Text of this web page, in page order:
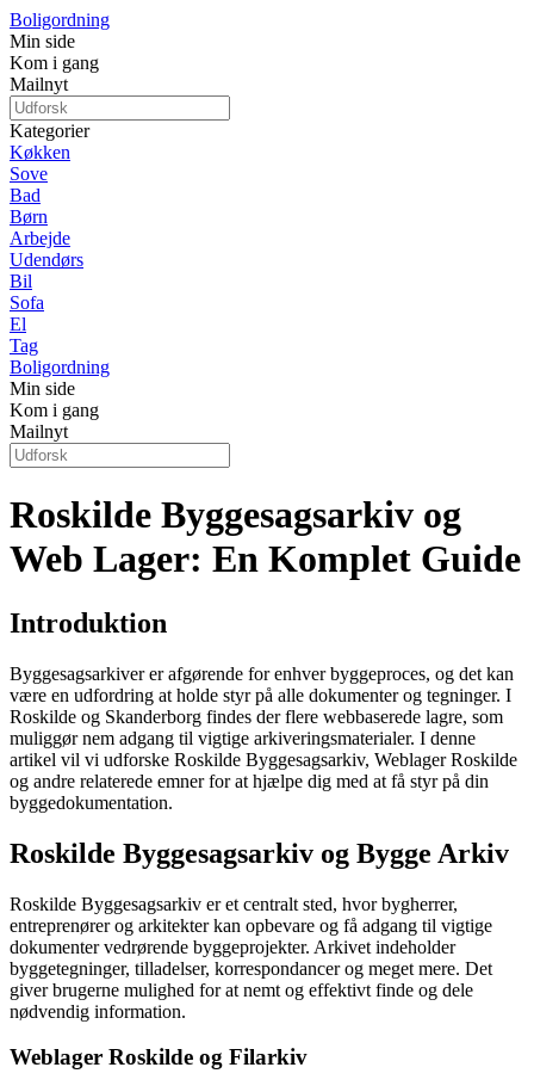
Boligordning
Min side
Kom i gang
Mailnyt
Kategorier
Køkken
Sove
Bad
Børn
Arbejde
Udendørs
Bil
Sofa
El
Tag
Boligordning
Min side
Kom i gang
Mailnyt
Roskilde Byggesagsarkiv og
Web Lager: En Komplet Guide
Introduktion
Byggesagsarkiver er afgørende for enhver byggeproces, og det kan
være en udfordring at holde styr på alle dokumenter og tegninger. I
Roskilde og Skanderborg findes der flere webbaserede lagre, som
muliggør nem adgang til vigtige arkiveringsmaterialer. I denne
artikel vil vi udforske Roskilde Byggesagsarkiv, Weblager Roskilde
og andre relaterede emner for at hjælpe dig med at få styr på din
byggedokumentation.
Roskilde Byggesagsarkiv og Bygge Arkiv
Roskilde Byggesagsarkiv er et centralt sted, hvor bygherrer,
entreprenører og arkitekter kan opbevare og få adgang til vigtige
dokumenter vedrørende byggeprojekter. Arkivet indeholder
byggetegninger, tilladelser, korrespondancer og meget mere. Det
giver brugerne mulighed for at nemt og effektivt finde og dele
nødvendig information.
Weblager Roskilde og Filarkiv